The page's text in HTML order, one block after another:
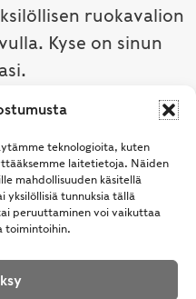
teknologioita, kuten
laitetietoja. Näiden
mahdollisuuden käsitellä
tunnuksia tällä
peruuttaminen voi vaikuttaa
toimintoihin.
ruokavalion
Kyse on sinun